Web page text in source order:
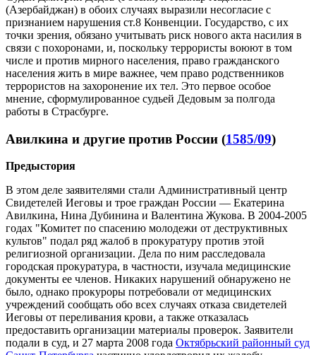
(Азербайджан) в обоих случаях выразили несогласие с
признанием нарушения ст.8 Конвенции. Государство, с их
точки зрения, обязано учитывать риск нового акта насилия в
связи с похоронами, и, поскольку террористы воюют в том
числе и против мирного населения, право гражданского
населения жить в мире важнее, чем право родственников
террористов на захоронение их тел. Это первое особое
мнение, сформулированное судьей Дедовым за полгода
работы в Страсбурге.
Авилкина и другие против России (1585/09)
Предыстория
В этом деле заявителями стали Административный центр
Свидетелей Иеговы и трое граждан России — Екатерина
Авилкина, Нина Дубинина и Валентина Жукова. В 2004-2005
годах "Комитет по спасению молодежи от деструктивных
культов" подал ряд жалоб в прокуратуру против этой
религиозной организации. Дела по ним расследовала
городская прокуратура, в частности, изучала медицинские
документы ее членов. Никаких нарушений обнаружено не
было, однако прокуроры потребовали от медицинских
учреждений сообщать обо всех случаях отказа свидетелей
Иеговы от переливания крови, а также отказалась
предоставить организации материалы проверок. Заявители
подали в суд, и 27 марта 2008 года Октябрьский районный суд